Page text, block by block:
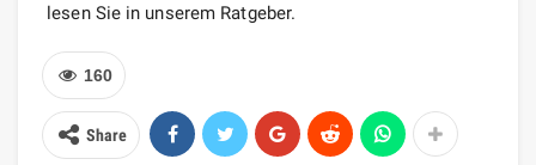
lesen Sie in unserem Ratgeber.
160
Share